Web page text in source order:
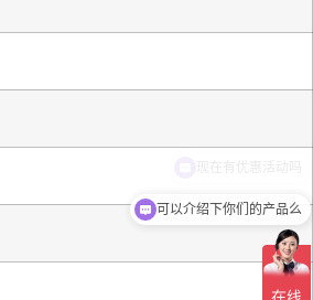
可以介绍下你们的产品么